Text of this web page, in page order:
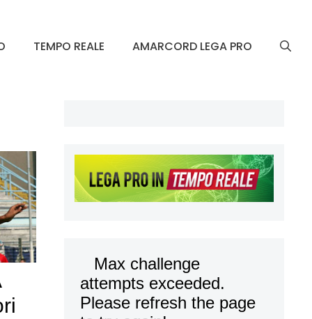
TEMPO REALE AMARCORD LEGA PRO